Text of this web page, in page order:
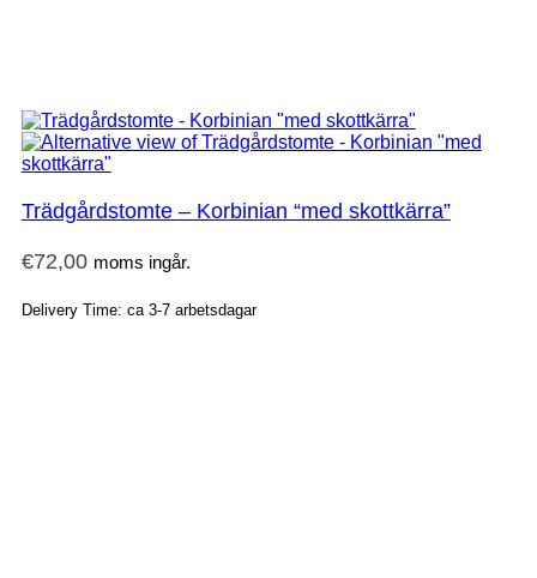
Trädgårdstomte – Korbinian “med skottkärra”
€72,00 moms ingår.
Delivery Time: ca 3-7 arbetsdagar